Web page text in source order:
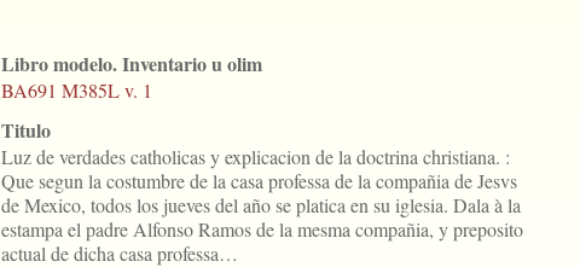
Libro modelo. Inventario u olim
BA691 M385L v. 1
Titulo
Luz de verdades catholicas y explicacion de la doctrina christiana. :
Que segun la costumbre de la casa professa de la compañia de Jesvs
de Mexico, todos los jueves del año se platica en su iglesia. Dala à la
estampa el padre Alfonso Ramos de la mesma compañia, y preposito
actual de dicha casa professa…